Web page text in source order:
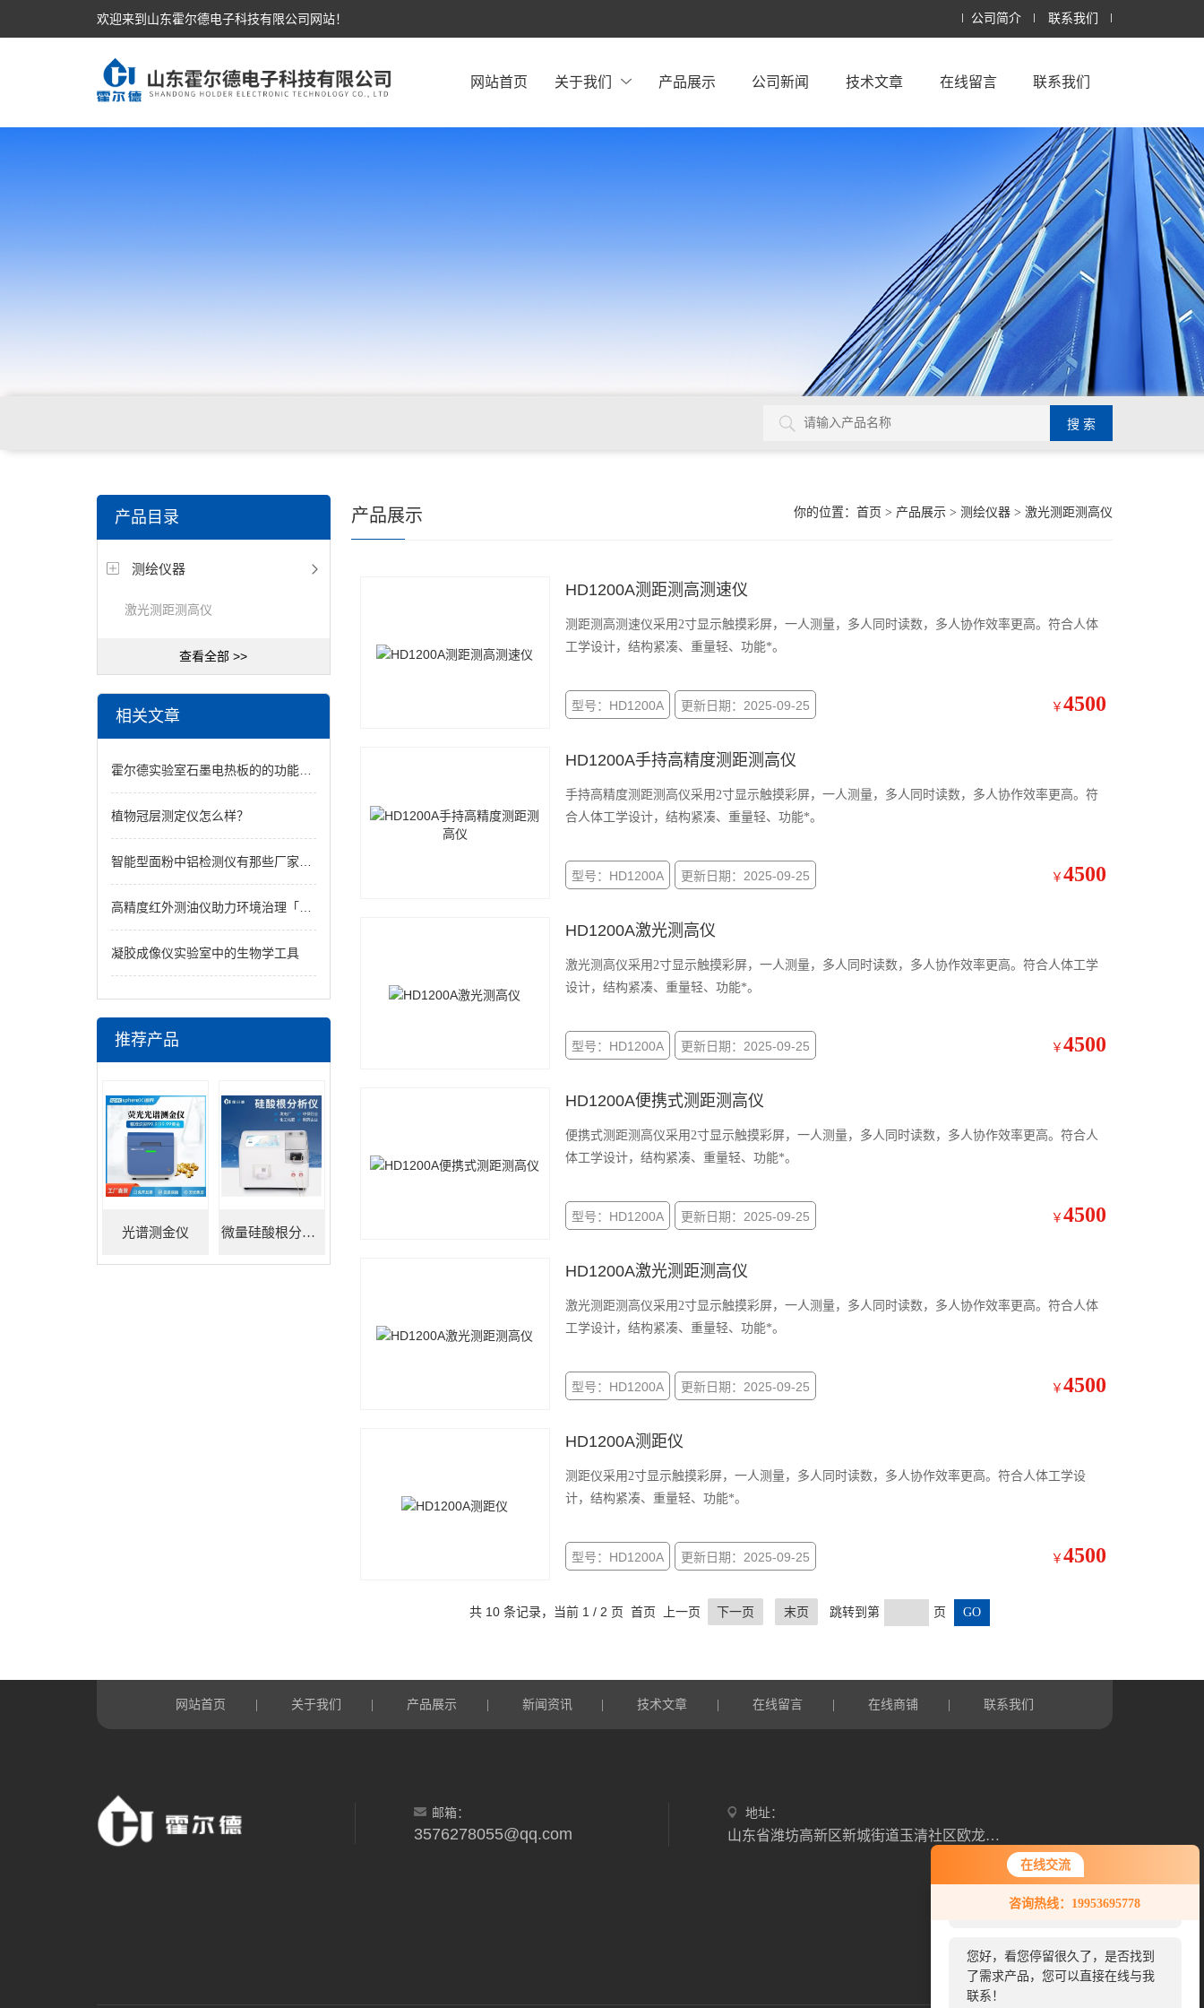
在线交流
咨询热线：19953695778
服务，请问您要咨询什么问题呢？
您好，看您停留很久了，是否找到
了需求产品，您可以直接在线与我
联系！
欢迎来到山东霍尔德电子科技有限公司网站！ 公司简介 联系我们
网站首页 关于我们 产品展示 公司新闻 技术文章 在线留言 联系我们
试仪，定氮仪，紫外可见分光光度计
产品目录
测绘仪器
激光测距测高仪
查看全部 >>
相关文章
霍尔德实验室石墨电热板的的功能应用介绍
植物冠层测定仪怎么样？
智能型面粉中铝检测仪有那些厂家售卖？
高精度红外测油仪助力环境治理「霍尔德」
凝胶成像仪实验室中的生物学工具
推荐产品
光谱测金仪 微量硅酸根分析仪
你的位置： 首页 > 产品展示 > 测绘仪器 > 激光测距测高仪
产品展示
HD1200A测距测高测速仪
测距测高测速仪采用2寸显示触摸彩屏，一人测量，多人同时读数，多人协作效率更高。符合人体
工学设计，结构紧凑、重量轻、功能*。
型号：HD1200A 更新日期：2025-09-25 ￥ 4500
HD1200A手持高精度测距测高仪
手持高精度测距测高仪采用2寸显示触摸彩屏，一人测量，多人同时读数，多人协作效率更高。符
合人体工学设计，结构紧凑、重量轻、功能*。
型号：HD1200A 更新日期：2025-09-25 ￥ 4500
HD1200A激光测高仪
激光测高仪采用2寸显示触摸彩屏，一人测量，多人同时读数，多人协作效率更高。符合人体工学
设计，结构紧凑、重量轻、功能*。
型号：HD1200A 更新日期：2025-09-25 ￥ 4500
HD1200A便携式测距测高仪
便携式测距测高仪采用2寸显示触摸彩屏，一人测量，多人同时读数，多人协作效率更高。符合人
体工学设计，结构紧凑、重量轻、功能*。
型号：HD1200A 更新日期：2025-09-25 ￥ 4500
HD1200A激光测距测高仪
激光测距测高仪采用2寸显示触摸彩屏，一人测量，多人同时读数，多人协作效率更高。符合人体
工学设计，结构紧凑、重量轻、功能*。
型号：HD1200A 更新日期：2025-09-25 ￥ 4500
HD1200A测距仪
测距仪采用2寸显示触摸彩屏，一人测量，多人同时读数，多人协作效率更高。符合人体工学设
计，结构紧凑、重量轻、功能*。
型号：HD1200A 更新日期：2025-09-25 ￥ 4500
共 10 条记录，当前 1 / 2 页 首页 上一页 下一页 末页 跳转到第 页
网站首页 关于我们 产品展示 新闻资讯 技术文章 在线留言 在线商铺 联系我们
邮箱：
3576278055@qq.com
地址：
山东省潍坊高新区新城街道玉清社区欧龙科技园3号车间
扫一扫，关注我们